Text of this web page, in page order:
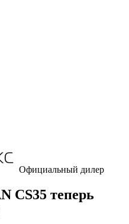
Официальный дилер
CS35 теперь